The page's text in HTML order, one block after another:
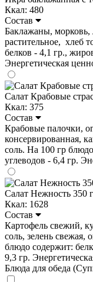
Ккал: 480
Состав
Баклажаны, морковь,
растительное, хлеб
белков - 4,1 гр.,
Энергетическая
Салат Крабовые
Ккал: 375
Состав
Крабовые палочки,
консервированная,
соль. На 100 гр
углеводов - 6,4 гр.
Салат Нежность 350
Ккал: 1628
Состав
Картофель свежий,
соль, зелень свежая,
блюдо содержит:
9,3 гр.
Блюда для обеда